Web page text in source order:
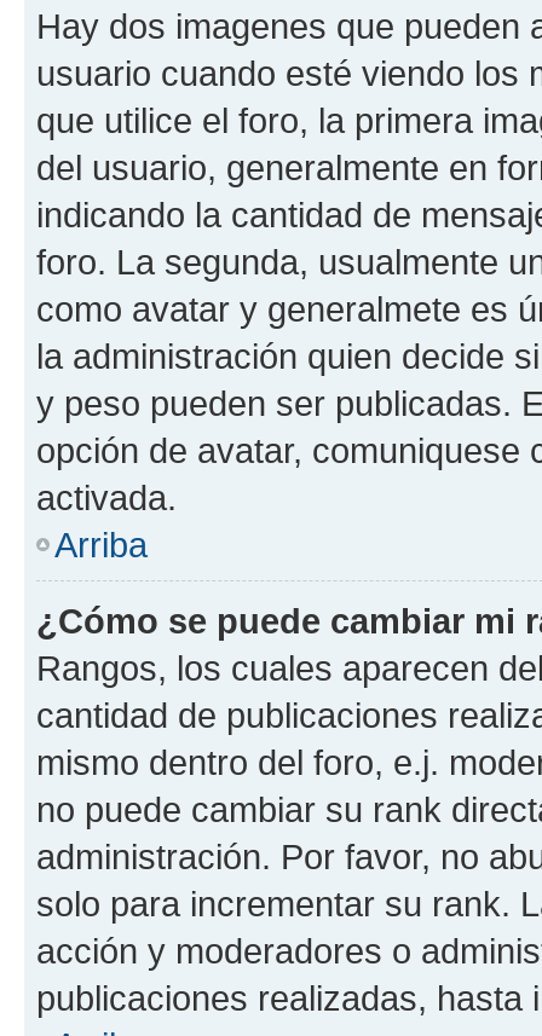
Hay dos imagenes que pueden
usuario cuando esté viendo los
que utilice el foro, la primera
del usuario, generalmente en
indicando la cantidad de
foro. La segunda, usualmente
como avatar y generalmete es
la administración quien decide
y peso pueden ser publicadas.
opción de avatar, comuniquese
activada.
Arriba
¿Cómo se puede cambiar mi
Rangos, los cuales aparecen
cantidad de publicaciones
mismo dentro del foro, e.j.
no puede cambiar su rank
administración. Por favor, no
solo para incrementar su rank.
acción y moderadores o
publicaciones realizadas, hasta